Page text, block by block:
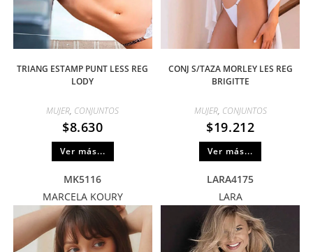
TRIANG ESTAMP PUNT LESS REG
LODY
MUJER, CONJUNTOS
$8.630
Ver más...
CONJ S/TAZA MORLEY LES REG
BRIGITTE
MUJER, CONJUNTOS
$19.212
Ver más...
MK5116
MARCELA KOURY
LARA4175
LARA